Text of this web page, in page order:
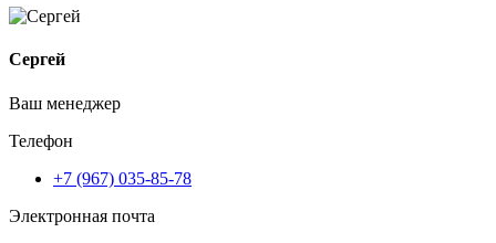
Сергей
Ваш менеджер
Телефон
+7 (967) 035-85-78
Электронная почта